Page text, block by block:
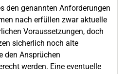
den genannten Anforderungen
nach erfüllen zwar aktuelle
Voraussetzungen, doch
sicherlich noch alte
den Ansprüchen
werden. Eine eventuelle